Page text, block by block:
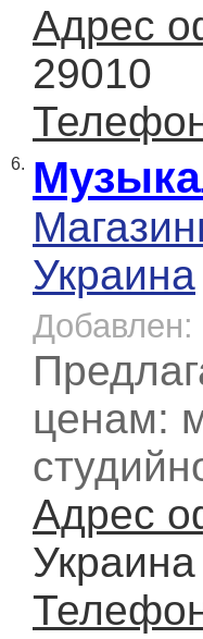
Адрес
29010
6.
Украина
Добавлен:
ценам:
Адрес
Украина